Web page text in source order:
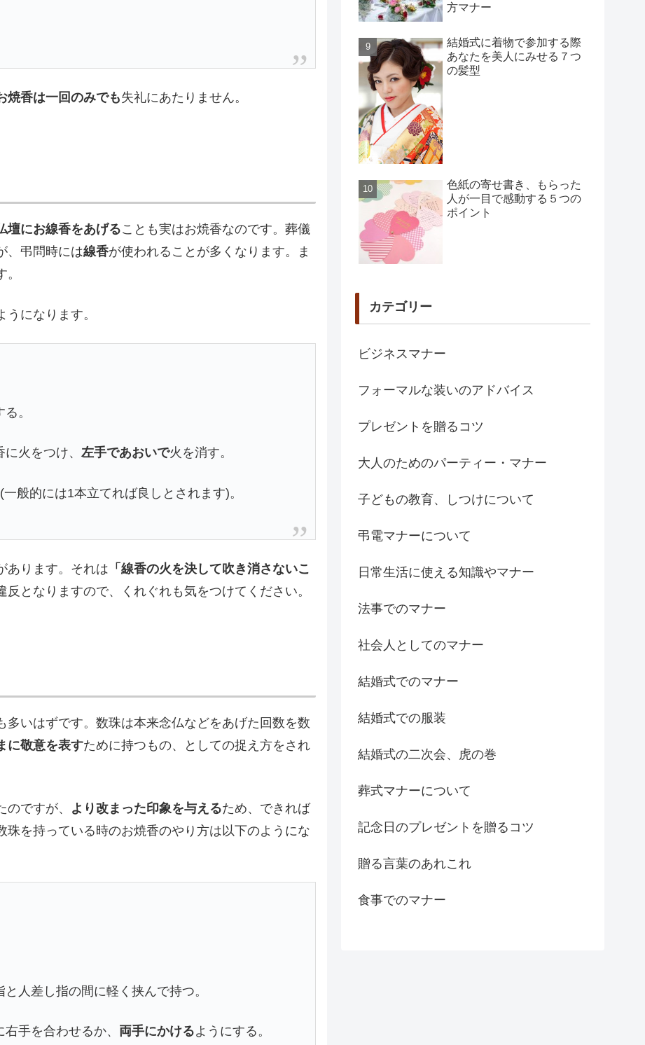
焼香は一回のみでも失礼にあたりません。
壇にお線香をあげることも実はお焼香なのです。葬儀
、弔問時には線香が使われることが多くなります。ま
になります。
る。
火をつけ、左手であおいで火を消す。
一般的には1本立てれば良しとされます)。
あります。それは 「線香の火を決して吹き消さないこ
となりますので、くれぐれも気をつけてください。
多いはずです。数珠は本来念仏などをあげた回数を数
に敬意を表すために持つもの、としての捉え方をされ
ですが、 より改まった印象を与えるため、できれば
を持っている時のお焼香のやり方は以下のようにな
人差し指の間に軽く挟んで持つ。
手を合わせるか、 両手にかけるようにする。
方マナー
結婚式に着物で参加する際
あなたを美人にみせる７つ
の髪型
色紙の寄せ書き、もらった
人が一目で感動する５つの
ポイント
カテゴリー
ビジネスマナー
フォーマルな装いのアドバイス
プレゼントを贈るコツ
大人のためのパーティー・マナー
子どもの教育、しつけについて
弔電マナーについて
日常生活に使える知識やマナー
法事でのマナー
社会人としてのマナー
結婚式でのマナー
結婚式での服装
結婚式の二次会、虎の巻
葬式マナーについて
記念日のプレゼントを贈るコツ
贈る言葉のあれこれ
食事でのマナー